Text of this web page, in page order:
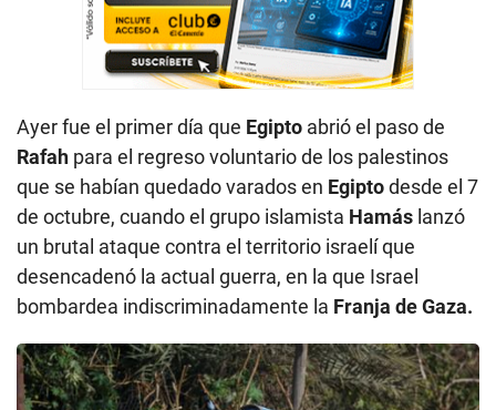
Ayer fue el primer día que Egipto abrió el paso de
Rafah para el regreso voluntario de los palestinos
que se habían quedado varados en Egiptodesde el 7
de octubre, cuando el grupo islamista Hamás lanzó
un brutal ataque contra el territorio israelí que
desencadenó la actual guerra, en la que Israel
bombardea indiscriminadamente la Franja de Gaza.